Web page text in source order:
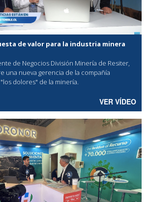
de valor para la industria minera
de Negocios División Minería de Resiter,
una nueva gerencia de la compañía
dolores" de la minería.
VER VÍDEO